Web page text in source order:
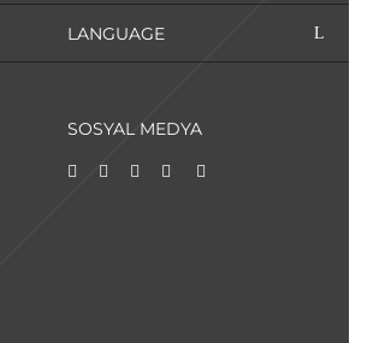
LANGUAGE
SOSYAL MEDYA